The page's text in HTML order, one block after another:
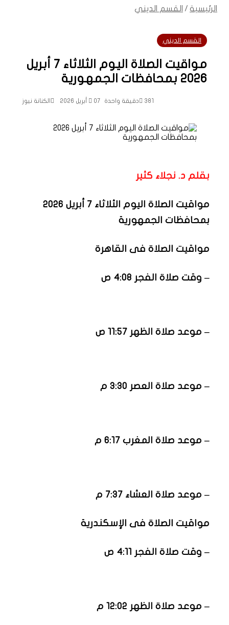
الرئيسية / القسم الديني
القسم الديني
مواقيت الصلاة اليوم الثلاثاء 7 أبريل
2026 بمحافظات الجمهورية
الكنانة نيوز 07 أبريل 2026 381 دقيقة واحدة
بقلم د. نجلاء كثير
مواقيت الصلاة اليوم الثلاثاء 7 أبريل 2026
بمحافظات الجمهورية
مواقيت الصلاة فى القاهرة
– وقت صلاة الفجر 4:08 ص
– موعد صلاة الظهر 11:57 ص
– موعد صلاة العصر 3:30 م
– موعد صلاة المغرب 6:17 م
– موعد صلاة العشاء 7:37 م
مواقيت الصلاة فى الإسكندرية
– وقت صلاة الفجر 4:11 ص
– موعد صلاة الظهر 12:02 م